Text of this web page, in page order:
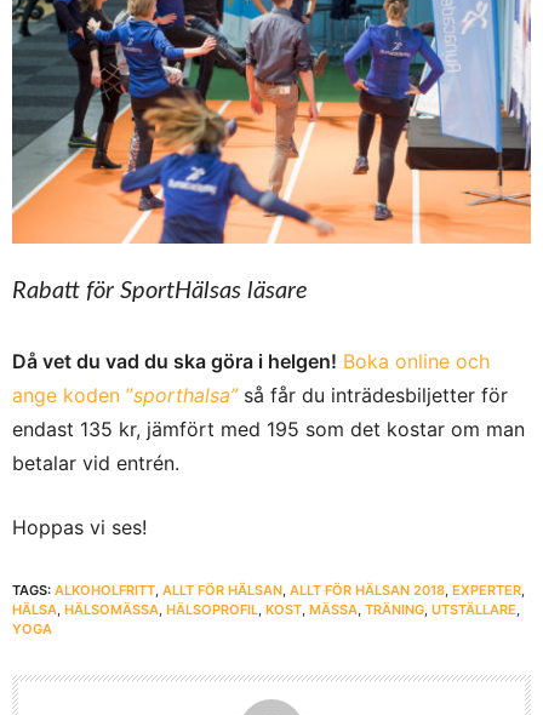
Rabatt för SportHälsas läsare
Då vet du vad du ska göra i helgen! Boka online och
ange koden ”sporthalsa”så får du inträdesbiljetter för
endast 135 kr, jämfört med 195 som det kostar om man
betalar vid entrén.
Hoppas vi ses!
TAGS: ALKOHOLFRITT ALLT FÖR HÄLSAN ALLT FÖR HÄLSAN 2018 EXPERTER
HÄLSA HÄLSOMÄSSA HÄLSOPROFIL KOST MÄSSA TRÄNING UTSTÄLLARE
YOGA